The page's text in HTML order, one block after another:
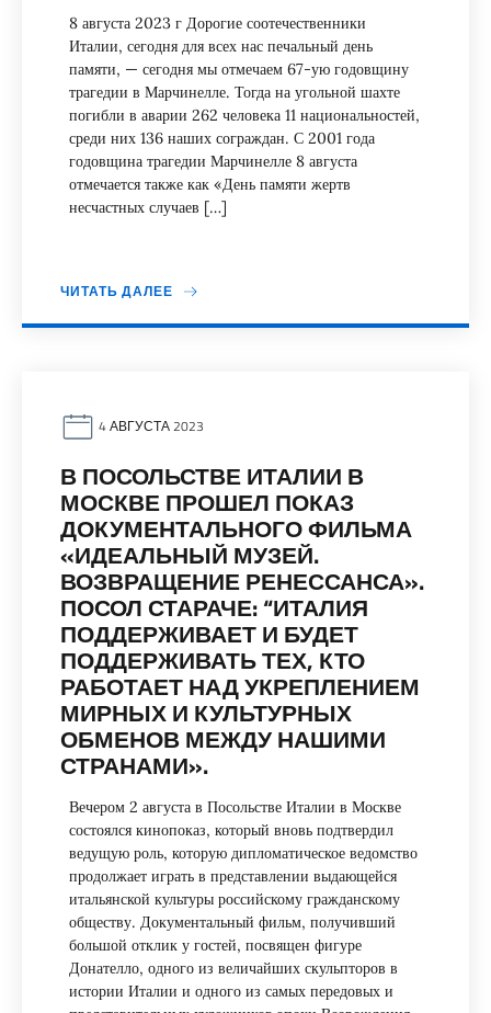
8 августа 2023 г Дорогие соотечественники
Италии, сегодня для всех нас печальный день
памяти, — сегодня мы отмечаем 67-ую годовщину
трагедии в Марчинелле. Тогда на угольной шахте
погибли в аварии 262 человека 11 национальностей,
среди них 136 наших сограждан. С 2001 года
годовщина трагедии Марчинелле 8 августа
отмечается также как «День памяти жертв
несчастных случаев […]
ЧИТАТЬ ДАЛЕЕ
4 АВГУСТА 2023
В ПОСОЛЬСТВЕ ИТАЛИИ В
МОСКВЕ ПРОШЕЛ ПОКАЗ
ДОКУМЕНТАЛЬНОГО ФИЛЬМА
«ИДЕАЛЬНЫЙ МУЗЕЙ.
ВОЗВРАЩЕНИЕ РЕНЕССАНСА».
ПОСОЛ СТАРАЧЕ: “ИТАЛИЯ
ПОДДЕРЖИВАЕТ И БУДЕТ
ПОДДЕРЖИВАТЬ ТЕХ, КТО
РАБОТАЕТ НАД УКРЕПЛЕНИЕМ
МИРНЫХ И КУЛЬТУРНЫХ
ОБМЕНОВ МЕЖДУ НАШИМИ
СТРАНАМИ».
Вечером 2 августа в Посольстве Италии в Москве
состоялся кинопоказ, который вновь подтвердил
ведущую роль, которую дипломатическое ведомство
продолжает играть в представлении выдающейся
итальянской культуры российскому гражданскому
обществу. Документальный фильм, получивший
большой отклик у гостей, посвящен фигуре
Донателло, одного из величайших скульпторов в
истории Италии и одного из самых передовых и